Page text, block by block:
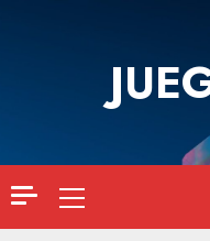
Menú
principal